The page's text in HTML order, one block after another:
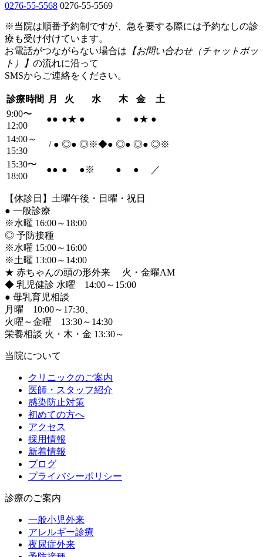
0276-55-5568 0276-55-5569
※当院は順番予約制ですが、急を要する際には予約なしの診
療も受け付けています。
お電話がつながらない場合は 【お問い合わせ（チャットボッ
ト）】 の流れに沿って
SMSからご連絡をください。
診療時間 月 火 水 木 金
土
9:00〜
12:00
●● ●★ ● ● ●★ ●
14:00～
15:30
/ ● ◎● ◎※◆● ◎● ◎● ◎※
15:30〜
18:00
●● ● ●※ ● ● ／
【休診日】土曜午後・日曜・祝日
● 一般診療
※水曜 16:00～18:00
◎ 予防接種
※水曜 15:00～16:00
※土曜 13:00～14:00
★ 赤ちゃんの頭の形外来 火・金曜AM
◆ 乳児健診 水曜 14:00～15:00
● 母乳育児相談
月曜 10:00～17:30、
火曜～金曜 13:30～14:30
栄養相談 火・木・金 13:30～
当院について
クリニックのご案内
医師・スタッフ紹介
感染防止対策
初めての方へ
アクセス
採用情報
新着情報
ブログ
プライバシーポリシー
診療のご案内
一般小児外来
アレルギー診療
夜尿症外来